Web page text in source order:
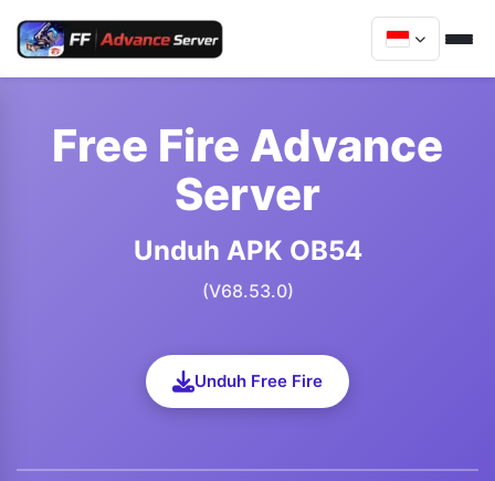
Free Fire Advance
Server
Unduh APK OB54
(V68.53.0)
Unduh Free Fire